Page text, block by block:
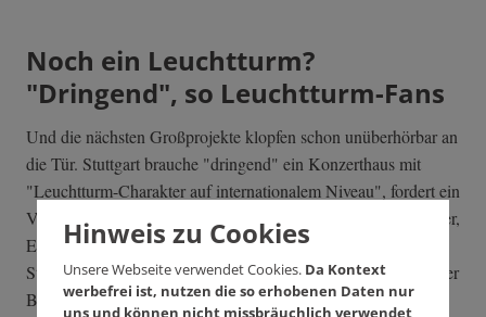
Noch ein Leuchtturm?
"Dringend", so Leuchtturm-Fans
Und die nächsten Großprojekte klopfen schon unüberhörbar an
die Tür. Stuttgart brauche "dringend" ein Konzerthaus mit
"Leuchtturm-Charakter auf internationalem Niveau", fordert ein
Verein, unterstützt von Ex-Ministerpräsident Günther Oettinger,
Ex-Daimler-Chef Dieter Zetsche, Ex-VfB -Präsident Erwin
Staudt, Schrauben-Milliardär Reinhold Würth, Daimler und der
BW-Bank.
Hinweis zu Cookies
Unsere Webseite verwendet Cookies. Da Kontext
werbefrei ist, nutzen die so erhobenen Daten nur
uns und können nicht missbräuchlich verwendet